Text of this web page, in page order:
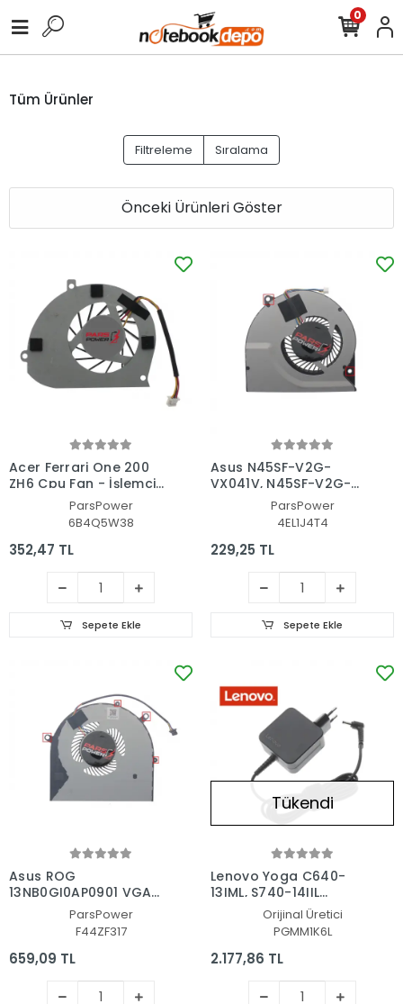
0
Tüm Ürünler
Filtreleme Sıralama
Önceki Ürünleri Göster
Acer Ferrari One 200
ZH6 Cpu Fan - İşlemci
ParsPower
6B4Q5W38
352,47 TL
Sepete Ekle
Asus N45SF-V2G-
VX041V, N45SF-V2G-
VX042V CPU Fan -
İşlemci Fanı
ParsPower
4EL1J4T4
229,25 TL
Sepete Ekle
Asus ROG
13NB0GI0AP0901 VGA-
GPU Fan - Ekran Kartı
ParsPower
F44ZF317
659,09 TL
Tükendi
Lenovo Yoga C640-
13IML, S740-14IIL
Adaptör Şarj Aleti-
Orijinal Üretici
PGMM1K6L
2.177,86 TL